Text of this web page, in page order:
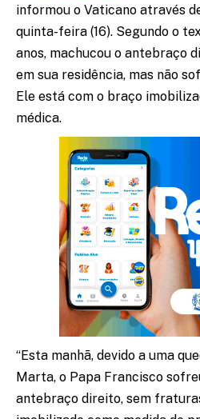
informou o Vaticano através
quinta-feira (16). Segundo o
anos, machucou o antebraço
em sua residência, mas não
Ele está com o braço
médica.
“Esta manhã, devido a uma
Marta, o Papa Francisco
antebraço direito, sem